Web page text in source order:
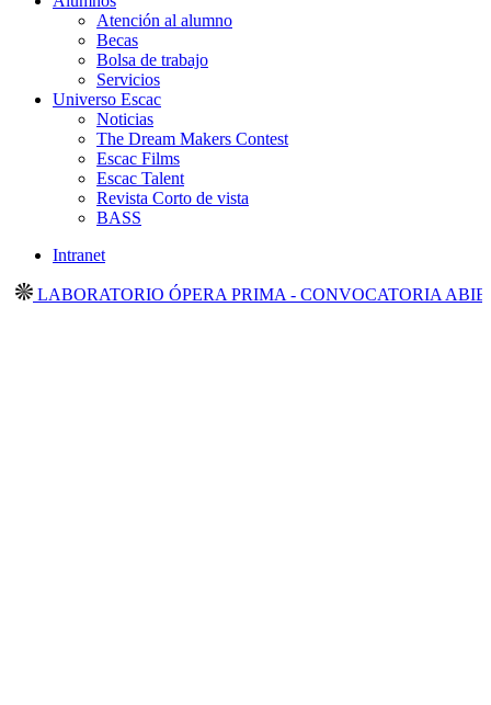
Atención al alumno
Becas
Bolsa de trabajo
Servicios
Universo Escac
Noticias
The Dream Makers Contest
Escac Films
Escac Talent
Revista Corto de vista
BASS
Intranet
LABORATORIO ÓPERA PRIMA - CONVOCATORIA